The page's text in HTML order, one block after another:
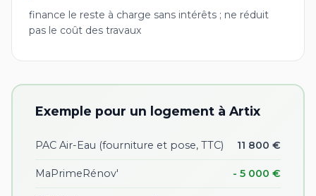
finance le reste à charge sans intérêts ; ne réduit
pas le coût des travaux
Exemple pour un logement à Artix
PAC Air-Eau (fourniture et pose, TTC) 11 800 €
MaPrimeRénov' - 5 000 €